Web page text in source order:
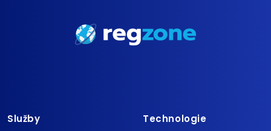
Služby Technologie